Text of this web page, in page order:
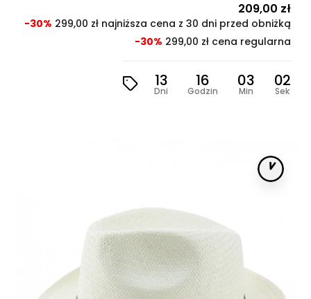
Cena
209,00 zł
-30% 299,00 zł najniższa cena z 30 dni przed obniżką
-30% 299,00 zł cena regularna
13
Dni
16
Godzin
03
Min
00
Sek